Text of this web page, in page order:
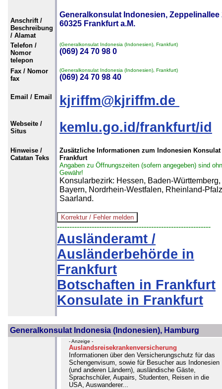
Anschrift /
Beschreibung
/ Alamat
Generalkonsulat Indonesien, Zeppelinallee
60325 Frankfurt a.M.
Telefon /
Nomor
telepon
(Generalkonsulat Indonesia (Indonesien), Frankfurt)
(069) 24 70 98 0
Fax / Nomor
fax
(Generalkonsulat Indonesia (Indonesien), Frankfurt)
(069) 24 70 98 40
Email / Email kjriffm@kjriffm.de
Webseite /
Situs
kemlu.go.id/frankfurt/id
Hinweise /
Catatan Teks
Zusätzliche Informationen zum Indonesien
Frankfurt
Angaben zu Öffnungszeiten (sofern angegeben) sind
Gewähr!
Konsularbezirk: Hessen, Baden-Württemberg,
Bayern, Nordrhein-Westfalen, Rheinland-
Saarland.
--------------------------------------------------------------
Ausländeramt /
Ausländerbehörde in
Frankfurt
Botschaften in Frankfurt
Konsulate in Frankfurt
Generalkonsulat Indonesia (Indonesien), Hamburg
- Anzeige -
Auslandsreisekrankenversicherung
Informationen über den Versicherungschutz für das
Schengenvisum, sowie für Besucher aus Indonesien
(und anderen Ländern), ausländische Gäste,
Sprachschüler, Aupairs, Studenten, Reisen in die
USA, Auswanderer...